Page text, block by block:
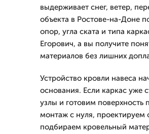
выдерживает снег, ветер,
объекта в Ростове-на-Доне
опор, угла ската и типа
Егорович, а вы получите
материалов без лишних
Устройство кровли навеса
основания. Если каркас уже
узлы и готовим поверхность
монтаж с нуля,
подбираем кровельный